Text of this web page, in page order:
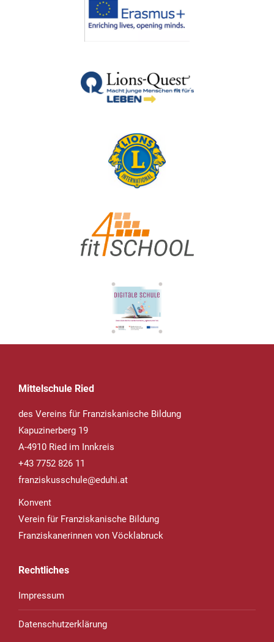
Mittelschule Ried
des Vereins für Franziskanische Bildung
Kapuzinerberg 19
A-4910 Ried im Innkreis
+43 7752 826 11
franziskusschule@eduhi.at
Konvent
Verein für Franziskanische Bildung
Franziskanerinnen von Vöcklabruck
Rechtliches
Impressum
Datenschutzerklärung